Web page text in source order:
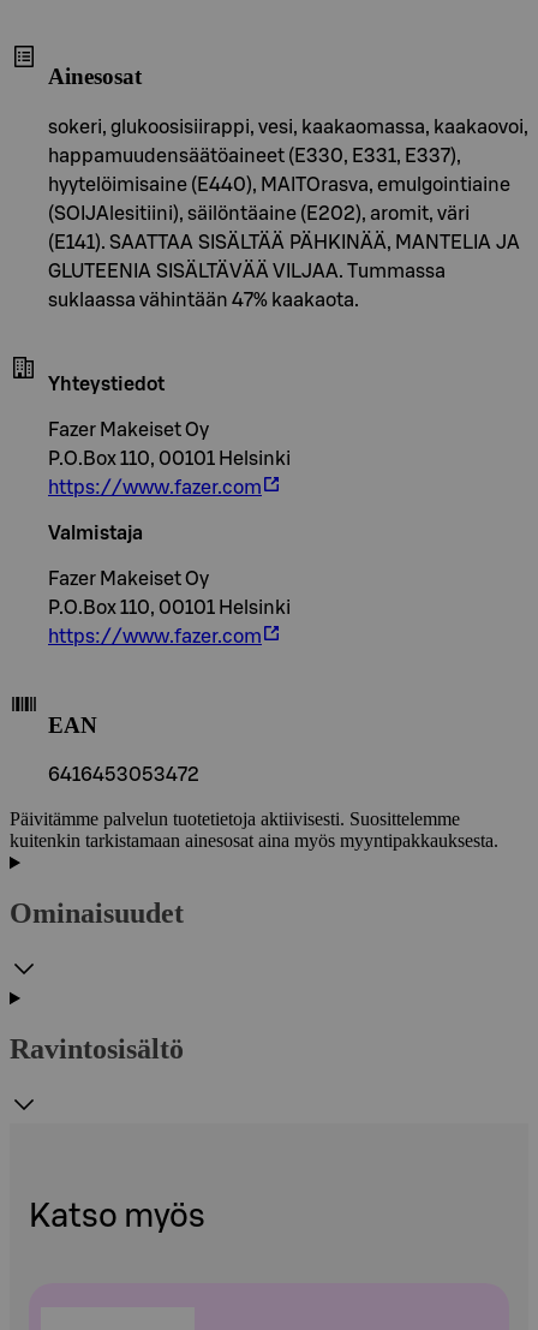
Ainesosat
sokeri, glukoosisiirappi, vesi, kaakaomassa, kaakaovoi,
happamuudensäätöaineet (E330, E331, E337),
hyytelöimisaine (E440), MAITOrasva, emulgointiaine
(SOIJAlesitiini), säilöntäaine (E202), aromit, väri
(E141). SAATTAA SISÄLTÄÄ PÄHKINÄÄ, MANTELIA JA
GLUTEENIA SISÄLTÄVÄÄ VILJAA. Tummassa
suklaassa vähintään 47% kaakaota.
Yhteystiedot
Fazer Makeiset Oy
P.O.Box 110, 00101 Helsinki
https://www.fazer.com
Valmistaja
Fazer Makeiset Oy
P.O.Box 110, 00101 Helsinki
https://www.fazer.com
EAN
6416453053472
Päivitämme palvelun tuotetietoja aktiivisesti. Suosittelemme
kuitenkin tarkistamaan ainesosat aina myös myyntipakkauksesta.
Ominaisuudet
Ravintosisältö
Katso myös